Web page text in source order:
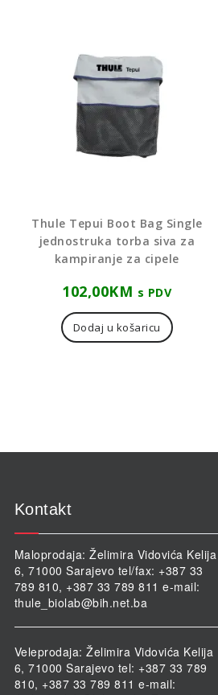
Thule Tepui Boot Bag Single
jednostruka torba siva za
kampiranje za cipele
102,00KM s PDV
Dodaj u košaricu
Kontakt
Maloprodaja: Želimira Vidovića Kelija
6, 71000 Sarajevo tel/fax: +387 33
789 810, +387 33 789 811 e-mail:
thule_biolab@bih.net.ba
Veleprodaja: Želimira Vidovića Kelija
6, 71000 Sarajevo tel: +387 33 789
810, +387 33 789 811 e-mail: